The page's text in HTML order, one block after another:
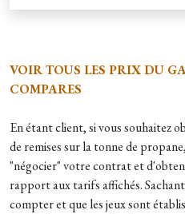
VOIR TOUS LES PRIX DU
COMPARES
En étant client, si vous souhaitez
de remises sur la tonne de
"négocier" votre contrat et
rapport aux tarifs affichés.
compter et que les jeux sont